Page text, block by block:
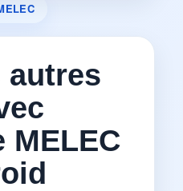
autres
MELEC